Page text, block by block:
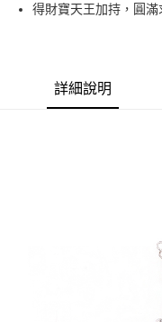
得財寶天王加持，圓
詳細說明